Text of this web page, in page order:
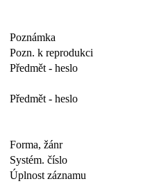
Poznámka
Pozn. k reprodukci
Předmět - heslo
Předmět - heslo
Forma, žánr
Systém. číslo
Úplnost záznamu